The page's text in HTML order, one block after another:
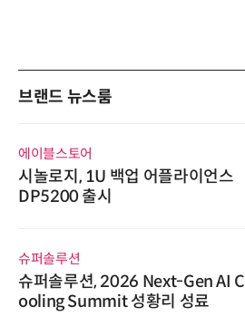
브랜드 뉴스룸
에이블스토어
시놀로지, 1U 백업 어플라이언스
DP5200 출시
슈퍼솔루션
슈퍼솔루션, 2026 Next-Gen AI C
ooling Summit 성황리 성료